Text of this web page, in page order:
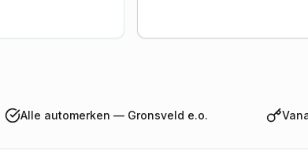
Alle automerken — Gronsveld e.o.